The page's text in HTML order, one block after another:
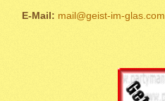
E-Mail: mail@geist-im-glas.com